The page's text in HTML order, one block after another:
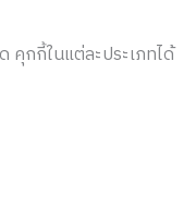
คุกกี้ในแต่ละประเภทได้